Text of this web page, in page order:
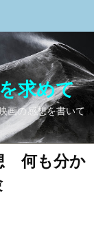
求めて
画の感想を書いて
何も分か